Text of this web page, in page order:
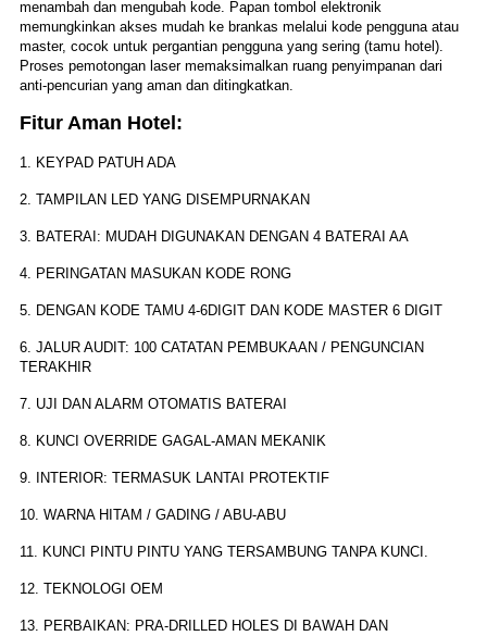
menambah dan mengubah kode. Papan tombol elektronik
memungkinkan akses mudah ke brankas melalui kode pengguna atau
master, cocok untuk pergantian pengguna yang sering (tamu hotel).
Proses pemotongan laser memaksimalkan ruang penyimpanan dari
anti-pencurian yang aman dan ditingkatkan.
Fitur Aman Hotel:
1. KEYPAD PATUH ADA
2. TAMPILAN LED YANG DISEMPURNAKAN
3. BATERAI: MUDAH DIGUNAKAN DENGAN 4 BATERAI AA
4. PERINGATAN MASUKAN KODE RONG
5. DENGAN KODE TAMU 4-6DIGIT DAN KODE MASTER 6 DIGIT
6. JALUR AUDIT: 100 CATATAN PEMBUKAAN / PENGUNCIAN
TERAKHIR
7. UJI DAN ALARM OTOMATIS BATERAI
8. KUNCI OVERRIDE GAGAL-AMAN MEKANIK
9. INTERIOR: TERMASUK LANTAI PROTEKTIF
10. WARNA HITAM / GADING / ABU-ABU
11. KUNCI PINTU PINTU YANG TERSAMBUNG TANPA KUNCI.
12. TEKNOLOGI OEM
13. PERBAIKAN: PRA-DRILLED HOLES DI BAWAH DAN